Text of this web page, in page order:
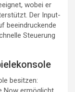
wobei er
Der Input-
beeindruckende
Steuerung
besitzen: